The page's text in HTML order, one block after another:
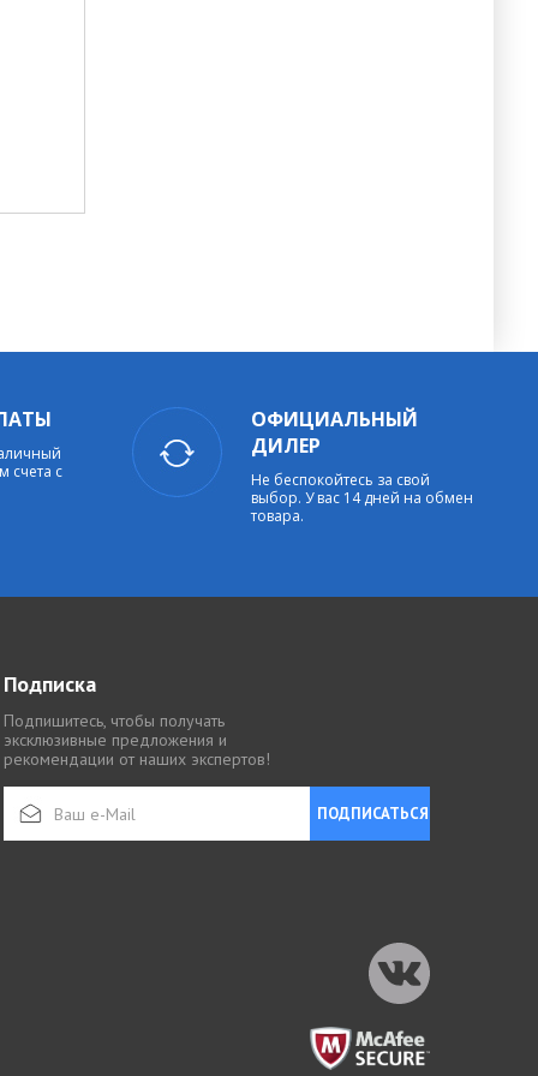
счета с
ОФИЦИАЛЬНЫЙ
ДИЛЕР
Не беспокойтесь за свой
выбор. У вас 14 дней на обмен
товара.
Подписка
Подпишитесь, чтобы получать
эксклюзивные предложения и
рекомендации от наших экспертов!
ПОДПИСАТЬСЯ